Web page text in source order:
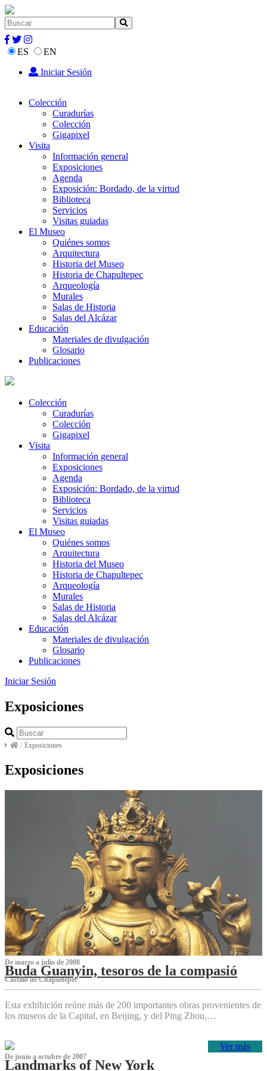
ES
EN
Iniciar Sesión
Colección
Curadurías
Colección
Gigapixel
Visita
Información general
Exposiciones
Agenda
Exposición: Bordado, de la virtud
Biblioteca
Servicios
Visitas guiadas
El Museo
Quiénes somos
Arquitectura
Historia del Museo
Historia de Chapultepec
Arqueología
Murales
Salas de Historia
Salas del Alcázar
Educación
Materiales de divulgación
Glosario
Publicaciones
Colección
Curadurías
Colección
Gigapixel
Visita
Información general
Exposiciones
Agenda
Exposición: Bordado, de la virtud
Biblioteca
Servicios
Visitas guiadas
El Museo
Quiénes somos
Arquitectura
Historia del Museo
Historia de Chapultepec
Arqueología
Murales
Salas de Historia
Salas del Alcázar
Educación
Materiales de divulgación
Glosario
Publicaciones
Iniciar Sesión
Exposiciones
/ Exposiciones
Exposiciones
De marzo a julio de 2008
Buda Guanyin, tesoros de la compasió
Castillo de Chapultepec
Esta exhibición reúne más de 200 importantes obras provenientes de
los museos de la Capital, en Beijing, y del Ping Zhou,…
Ver más
De junio a octubre de 2007
Landmarks of New York